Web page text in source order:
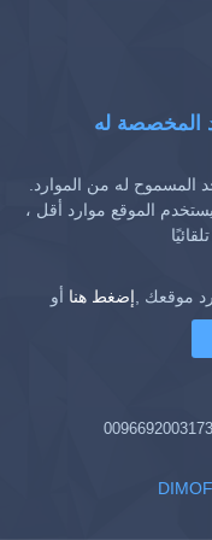
المخصصة له
المسموح له من الموارد.
الموقع موارد أقل ،
موقعك ,إضغط هنا أو